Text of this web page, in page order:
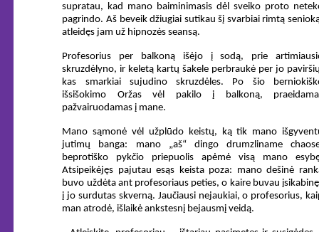
supratau, kad mano baiminimasis dėl sveiko proto
pagrindo. Aš beveik džiugiai sutikau šį svarbiai rimtą
atleidęs jam už hipnozės seansą.
Profesorius per balkoną išėjo į sodą, prie
skruzdėlyno, ir keletą kartų šakele perbraukė per jo
kas smarkiai sujudino skruzdėles. Po šio
išsišokimo Oržas vėl pakilo į balkoną,
pažvairuodamas į mane.
Mano sąmonė vėl užplūdo keistų, ką tik mano
jutimų banga: mano „aš“ dingo drumzliname
beprotiško pykčio priepuolis apėmė visą mano
Atsipeikėjęs pajutau esąs keista poza: mano dešinė
buvo uždėta ant profesoriaus peties, o kaire buvau
į jo surdutas skverną. Jaučiausi nejaukiai, o profesorius,
man atrodė, išlaikė ankstesnį bejausmį veidą.